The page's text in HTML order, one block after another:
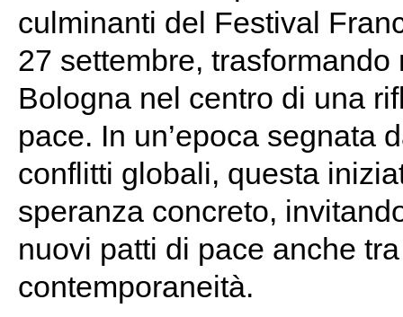
culminanti del Festival
27 settembre,
Bologna nel centro di una
pace. In un’epoca segnata
conflitti globali, questa
speranza concreto,
nuovi patti di pace anche
contemporaneità.